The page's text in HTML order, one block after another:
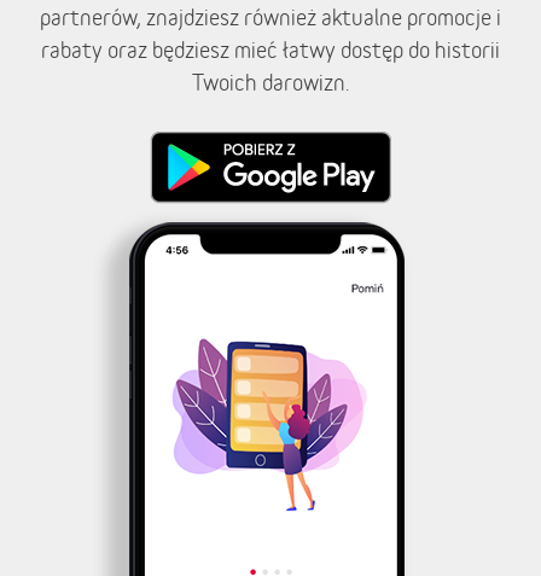
partnerów, znajdziesz również aktualne promocje i
rabaty oraz będziesz mieć łatwy dostęp do historii
Twoich darowizn.